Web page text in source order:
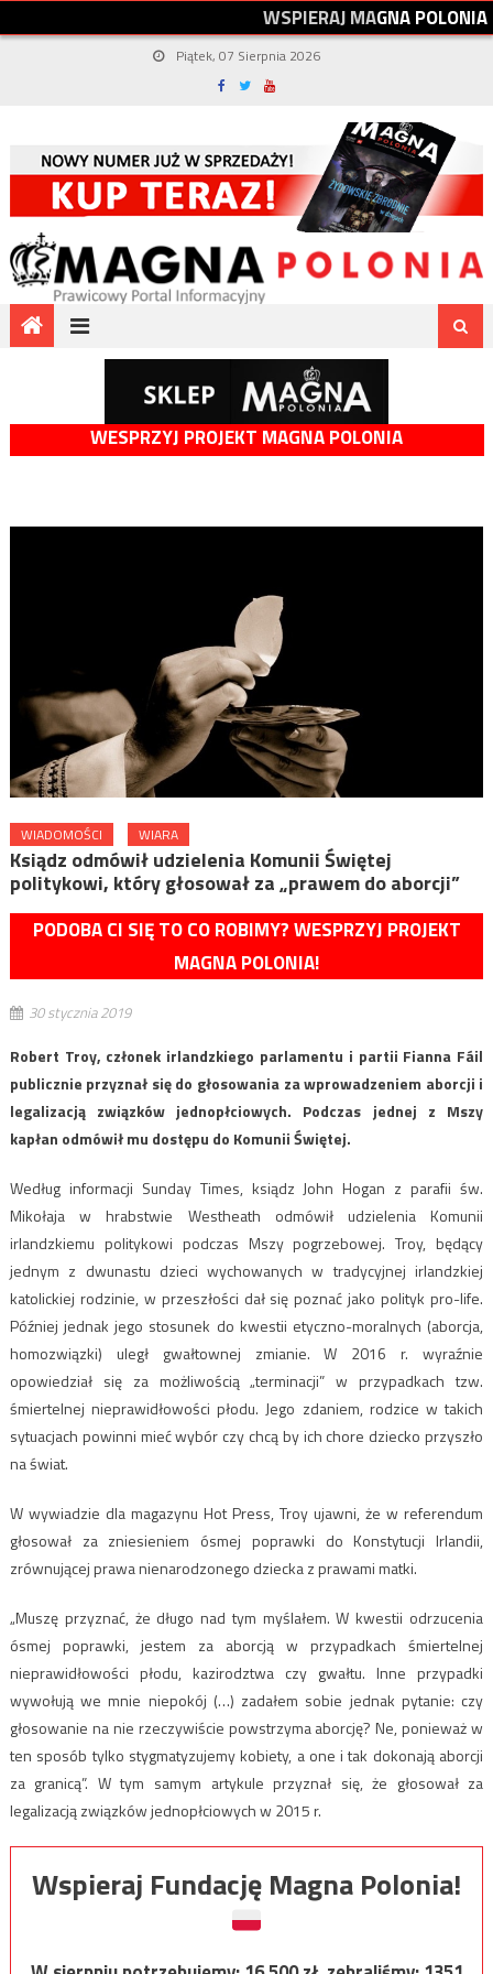
WSPIERAJMAGNAPOLONIA
Piątek, 07 Sierpnia 2026
WESPRZYJ PROJEKT MAGNA POLONIA
WIADOMOŚCI WIARA
Ksiądz odmówił udzielenia Komunii Świętej
politykowi, który głosował za „prawem do aborcji”
PODOBA CI SIĘ TO CO ROBIMY? WESPRZYJ PROJEKT
MAGNA POLONIA!
30 stycznia 2019
Robert Troy, członek irlandzkiego parlamentu i partii Fianna Fáil
publicznie przyznał się do głosowania za wprowadzeniem aborcji i
legalizacją związków jednopłciowych. Podczas jednej z Mszy
kapłan odmówił mu dostępu do Komunii Świętej.
Według informacji Sunday Times, ksiądz John Hogan z parafii św.
Mikołaja w hrabstwie Westheath odmówił udzielenia Komunii
irlandzkiemu politykowi podczas Mszy pogrzebowej. Troy, będący
jednym z dwunastu dzieci wychowanych w tradycyjnej irlandzkiej
katolickiej rodzinie, w przeszłości dał się poznać jako polityk pro-life.
Później jednak jego stosunek do kwestii etyczno-moralnych (aborcja,
homozwiązki) uległ gwałtownej zmianie. W 2016 r. wyraźnie
opowiedział się za możliwością „terminacji” w przypadkach tzw.
śmiertelnej nieprawidłowości płodu. Jego zdaniem, rodzice w takich
sytuacjach powinni mieć wybór czy chcą by ich chore dziecko przyszło
na świat.
W wywiadzie dla magazynu Hot Press, Troy ujawni, że w referendum
głosował za zniesieniem ósmej poprawki do Konstytucji Irlandii,
zrównującej prawa nienarodzonego dziecka z prawami matki.
„Muszę przyznać, że długo nad tym myślałem. W kwestii odrzucenia
ósmej poprawki, jestem za aborcją w przypadkach śmiertelnej
nieprawidłowości płodu, kazirodztwa czy gwałtu. Inne przypadki
wywołują we mnie niepokój (…) zadałem sobie jednak pytanie: czy
głosowanie na nie rzeczywiście powstrzyma aborcję? Ne, ponieważ w
ten sposób tylko stygmatyzujemy kobiety, a one i tak dokonają aborcji
za granicą”. W tym samym artykule przyznał się, że głosował za
legalizacją związków jednopłciowych w 2015 r.
Wspieraj Fundację Magna Polonia!